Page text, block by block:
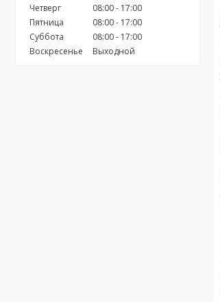
Четверг
08:00
17:00
Пятница
08:00
17:00
Суббота
08:00
17:00
Воскресенье
Выходной